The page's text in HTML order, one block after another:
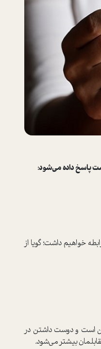
پاسخ داده می‌شود:
خواهیم داشت؛ گویا از
است و دوست داشتن در
بیشتر می‌شود.